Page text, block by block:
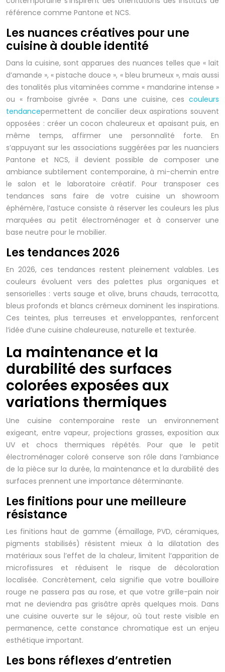
référence comme Pantone et NCS.
Les nuances créatives pour une
cuisine à double identité
Dans la cuisine, sont apparues des nuances telles que « lait
d’amande », « pistache douce », « bleu brumeux », mais aussi
des tonalités plus vitaminées comme « mandarine intense »
ou « framboise givrée ». Dans une cuisine, ces couleurs
tendancepermettent de concilier deux aspirations souvent
opposées : créer un cocon chaleureux et apaisant puis, en
même temps, affirmer une personnalité forte. En
s’appuyant sur les associations suggérées par les nuanciers
Pantone et NCS, il devient possible de composer une
ambiance subtilement contemporaine, à mi-chemin entre
le salon et le laboratoire créatif. Pour transposer ces
tendances sans faire de votre cuisine un showroom
éphémère, l’astuce consiste à réserver les couleurs les plus
marquées au petit électroménager et à conserver une
base neutre pour le mobilier.
Les tendances 2026
En 2026, ces tendances restent pleinement valables. Les
couleurs évoluent vers des palettes plus organiques et
sensorielles : verts sauge et olive, bruns chauds, terracotta,
bleus profonds et blancs crémeux dominent les inspirations.
Ces teintes, plus terreuses et enveloppantes, renforcent
l’idée d’une cuisine chaleureuse, naturelle et texturée.
La maintenance et la
durabilité des surfaces
colorées exposées aux
variations thermiques
Une cuisine contemporaine reste un environnement
exigeant, entre vapeur, projections grasses, exposition aux
UV et chocs thermiques répétés. Pour que le petit
électroménager coloré conserve son rôle dans l’ambiance
de la pièce sur la durée, la maintenance et la durabilité des
surfaces prennent une importance déterminante.
Les finitions pour une meilleure
résistance
Les finitions haut de gamme (émaillage, PVD, céramiques,
pigments stabilisés) résistent mieux à la dilatation des
matériaux sous l’effet de la chaleur, limitent l’apparition de
microfissures et réduisent le risque de décoloration
localisée. Concrètement, cela signifie que votre bouilloire
rouge ne passera pas au rose, et que votre grille-pain noir
mat ne deviendra pas grisâtre après quelques mois. Dans
une cuisine ouverte sur le séjour, où tout reste visible en
permanence, cette constance chromatique est un enjeu
esthétique important.
Les bons réflexes d’entretien